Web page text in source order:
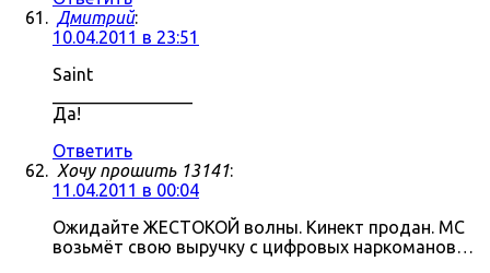
Дмитрий:
10.04.2011 в 23:51
Saint
Да!
Ответить
Хочу прошить 13141:
11.04.2011 в 00:04
Ожидайте ЖЕСТОКОЙ волны. Кинект продан. МС
возьмёт свою выручку с цифровых наркоманов…